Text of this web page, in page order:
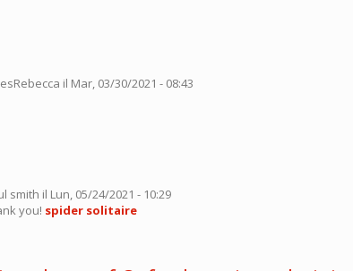
il Mar, 03/30/2021 - 08:43
smith il Lun, 05/24/2021 - 10:29
you! spider solitaire